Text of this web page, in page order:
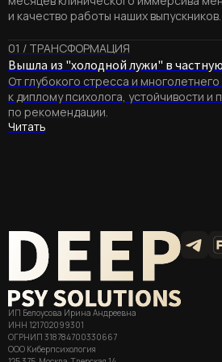
и качество работы наших выпускников.
01 / ТРАНСФОРМАЦИЯ
Вышла из "холодной лужи" в
От глубокого стресса и
к диплому психолога, устойчивости и
по рекомендации.
Читать
ИП Белоусова Ирина Андреевна
ИНН 121702099301
ОГРНИП 318784700330667
ООО Киберпсихология